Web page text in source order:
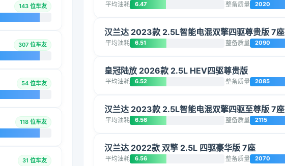
143 位车友
307 位车友
54 位车友
118 位车友
31 位车友
平均油耗 6.47 整备质量 2020
汉兰达 2023款 2.5L智能电混双擎四驱尊贵版 7座
平均油耗 6.51 整备质量 2090
皇冠陆放 2026款 2.5L HEV四驱尊贵版
平均油耗 6.52 整备质量 2085
汉兰达 2023款 2.5L智能电混双擎四驱至尊版 7座
平均油耗 6.56 整备质量 2115
汉兰达 2022款 双擎 2.5L 四驱豪华版 7座
平均油耗 6.56 整备质量 2070